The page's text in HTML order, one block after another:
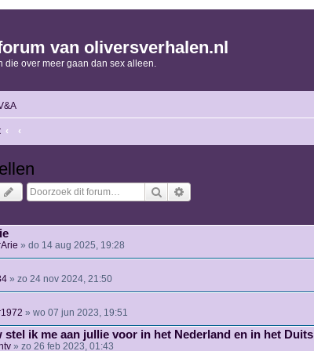
van oliversverhalen.nl
die over meer gaan dan sex alleen.
Zoek
» do 14 aug 2025, 19:28
» zo 24 nov 2024, 21:50
» wo 07 jun 2023, 19:51
stel ik me aan jullie voor in het Nederland en in het Duits
» zo 26 feb 2023, 01:43